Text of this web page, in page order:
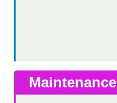
Maintenance